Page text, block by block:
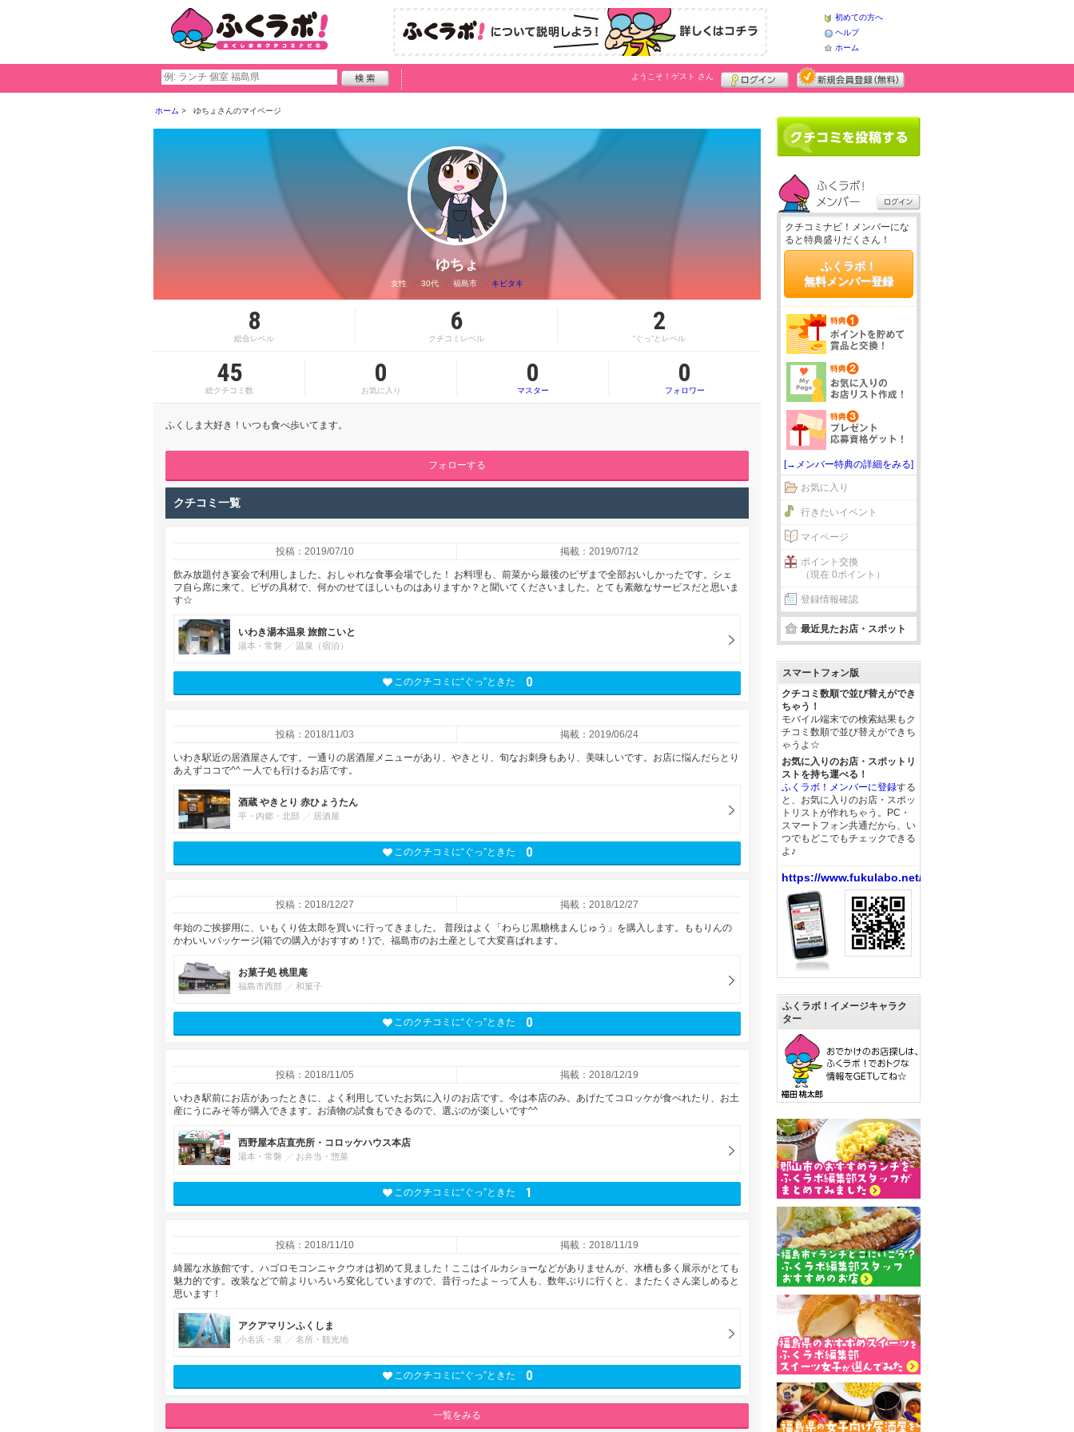
初めての方へ
ヘルプ
ホーム
ようこそ！ ゲスト さん
ホーム ゆちょさんのマイページ
ゆちょ
女性 30代 福島市 キビタキ
8
総合レベル
6
クチコミレベル
2
“ぐっ”とレベル
45
総クチコミ数
0
お気に入り
0
マスター
0
フォロワー
ふくしま大好き！いつも食べ歩いてます。
フォローする
クチコミ一覧
投稿：2019/07/10 掲載：2019/07/12
飲み放題付き宴会で利用しました。おしゃれな食事会場でした！ お料理も、前菜から最後のピザまで全部おいしかったです。シェ
フ自ら席に来て、ピザの具材で、何かのせてほしいものはありますか？と聞いてくださいました。とても素敵なサービスだと思いま
す☆
いわき湯本温泉 旅館こいと
湯本・常磐 温泉（宿泊）
このクチコミに“ぐっ”ときた 0
投稿：2018/11/03 掲載：2019/06/24
いわき駅近の居酒屋さんです。一通りの居酒屋メニューがあり、やきとり、旬なお刺身もあり、美味しいです。お店に悩んだらとり
あえずココで^^ 一人でも行けるお店です。
酒蔵 やきとり 赤ひょうたん
平・内郷・北部 居酒屋
このクチコミに“ぐっ”ときた 0
投稿：2018/12/27 掲載：2018/12/27
年始のご挨拶用に、いもくり佐太郎を買いに行ってきました。 普段はよく「わらじ黒糖桃まんじゅう」を購入します。ももりんの
かわいいパッケージ(箱での購入がおすすめ！)で、福島市のお土産として大変喜ばれます。
お菓子処 桃里庵
福島市西部 和菓子
このクチコミに“ぐっ”ときた 0
投稿：2018/11/05 掲載：2018/12/19
いわき駅前にお店があったときに、よく利用していたお気に入りのお店です。今は本店のみ。あげたてコロッケが食べれたり、お土
産にうにみそ等が購入できます。お漬物の試食もできるので、選ぶのが楽しいです^^
西野屋本店直売所・コロッケハウス本店
湯本・常磐 お弁当・惣菜
このクチコミに“ぐっ”ときた 1
投稿：2018/11/10 掲載：2018/11/19
綺麗な水族館です。ハゴロモコンニャクウオは初めて見ました！ここはイルカショーなどがありませんが、水槽も多く展示がとても
魅力的です。改装などで前よりいろいろ変化していますので、昔行ったよ～って人も、数年ぶりに行くと、またたくさん楽しめると
思います！
アクアマリンふくしま
小名浜・泉 名所・観光地
このクチコミに“ぐっ”ときた 0
一覧をみる
クチコミナビ！メンバーにな
ると特典盛りだくさん！
ふくラボ！
無料メンバー登録
[→メンバー特典の詳細をみる]
お気に入り
行きたいイベント
マイページ
ポイント交換
（現在 0ポイント）
登録情報確認
最近見たお店・スポット
スマートフォン版
クチコミ数順で並び替えができ
ちゃう！
モバイル端末での検索結果もク
チコミ数順で並び替えができち
ゃうよ☆
お気に入りのお店・スポットリ
ストを持ち運べる！
ふくラボ！メンバーに登録する
と、お気に入りのお店・スポッ
トリストが作れちゃう。PC・
スマートフォン共通だから、い
つでもどこでもチェックできる
よ♪
https://www.fukulabo.net/
ふくラボ！イメージキャラク
ター